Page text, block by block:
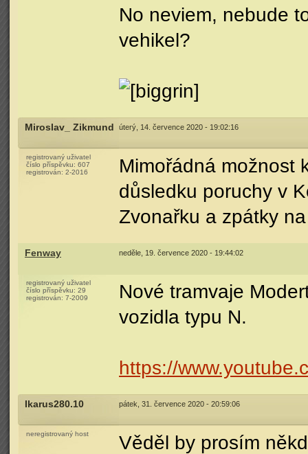
No neviem, nebude
vehikel?
Miroslav_ Zikmund úterý, 14. července 2020 - 19:02:16
registrovaný uživatel
číslo příspěvku: 607
registrován: 2-2016
Mimořádná možnost
důsledku poruchy v
Zvonařku a zpátky
Fenway neděle, 19. července 2020 - 19:44:02
registrovaný uživatel
číslo příspěvku: 29
registrován: 7-2009
Nové tramvaje
vozidla typu N.
https://
Ikarus280.10 pátek, 31. července 2020 - 20:59:06
neregistrovaný host
Věděl by prosím